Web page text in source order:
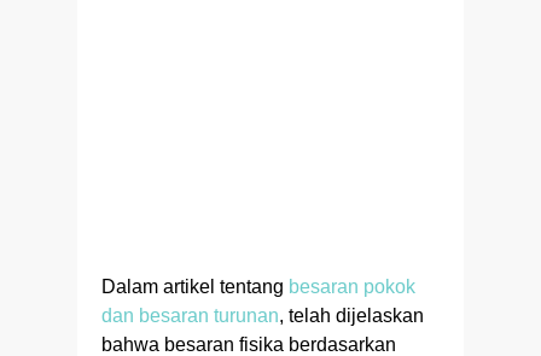
Dalam artikel tentang besaran pokok
dan besaran turunan, telah dijelaskan
bahwa besaran fisika berdasarkan